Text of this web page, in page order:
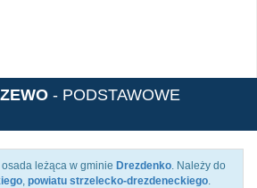
- PODSTAWOWE
osada leżąca w gminie Drezdenko. Należy do
, powiatu strzelecko-drezdeneckiego.